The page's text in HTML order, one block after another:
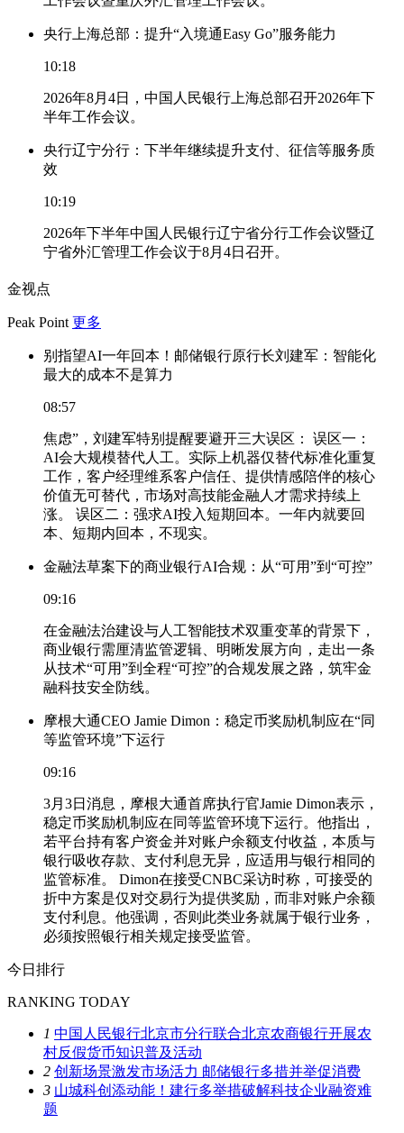
央行上海总部：提升“入境通Easy Go”服务能力
10:18
2026年8月4日，中国人民银行上海总部召开2026年下
半年工作会议。
央行辽宁分行：下半年继续提升支付、征信等服务质
效
10:19
2026年下半年中国人民银行辽宁省分行工作会议暨辽
宁省外汇管理工作会议于8月4日召开。
金视点
Peak Point 更多
别指望AI一年回本！邮储银行原行长刘建军：智能化
最大的成本不是算力
08:57
焦虑”，刘建军特别提醒要避开三大误区： 误区一：
AI会大规模替代人工。实际上机器仅替代标准化重复
工作，客户经理维系客户信任、提供情感陪伴的核心
价值无可替代，市场对高技能金融人才需求持续上
涨。 误区二：强求AI投入短期回本。一年内就要回
本、短期内回本，不现实。
金融法草案下的商业银行AI合规：从“可用”到“可控”
09:16
在金融法治建设与人工智能技术双重变革的背景下，
商业银行需厘清监管逻辑、明晰发展方向，走出一条
从技术“可用”到全程“可控”的合规发展之路，筑牢金
融科技安全防线。
摩根大通CEO Jamie Dimon：稳定币奖励机制应在“同
等监管环境”下运行
09:16
3月3日消息，摩根大通首席执行官Jamie Dimon表示，
稳定币奖励机制应在同等监管环境下运行。他指出，
若平台持有客户资金并对账户余额支付收益，本质与
银行吸收存款、支付利息无异，应适用与银行相同的
监管标准。 Dimon在接受CNBC采访时称，可接受的
折中方案是仅对交易行为提供奖励，而非对账户余额
支付利息。他强调，否则此类业务就属于银行业务，
必须按照银行相关规定接受监管。
今日排行
RANKING TODAY
1 中国人民银行北京市分行联合北京农商银行开展农
村反假货币知识普及活动
2 创新场景激发市场活力 邮储银行多措并举促消费
3 山城科创添动能！建行多举措破解科技企业融资难
题